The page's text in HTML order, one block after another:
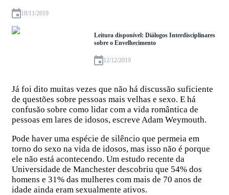
18/11/2019
Leitura disponível: Diálogos Interdisciplinares
sobre o Envelhecimento
12/12/2019
Já foi dito muitas vezes que não há discussão suficiente
de questões sobre pessoas mais velhas e sexo. E há
confusão sobre como lidar com a vida romântica de
pessoas em lares de idosos, escreve Adam Weymouth.
Pode haver uma espécie de silêncio que permeia em
torno do sexo na vida de idosos, mas isso não é porque
ele não está acontecendo. Um estudo recente da
Universidade de Manchester descobriu que 54% dos
homens e 31% das mulheres com mais de 70 anos de
idade ainda eram sexualmente ativos.